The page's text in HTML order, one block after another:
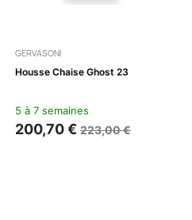
GERVASONI
Housse Chaise Ghost 23
5 à 7 semaines
200,70 € 223,00 €